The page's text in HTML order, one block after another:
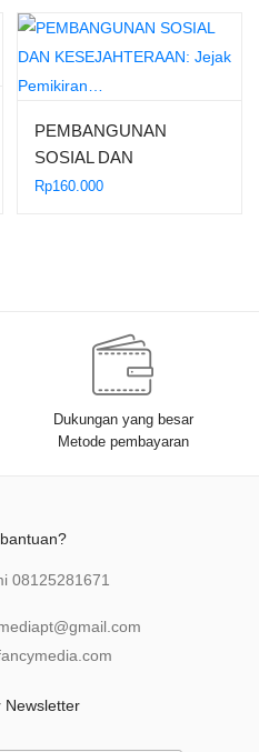
PEMBANGUNAN
SOSIAL DAN
KESEJAHTERAAN:
Rp160.000
Dukungan yang besar
Metode pembayaran
08125281671
.com
Newsletter